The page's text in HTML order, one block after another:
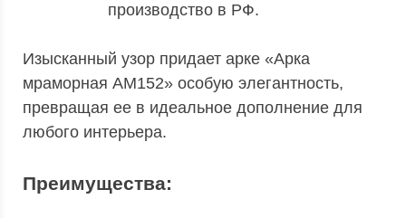
производство в РФ.
Изысканный узор придает арке «Арка
мраморная АМ152» особую элегантность,
превращая ее в идеальное дополнение для
любого интерьера.
Преимущества: